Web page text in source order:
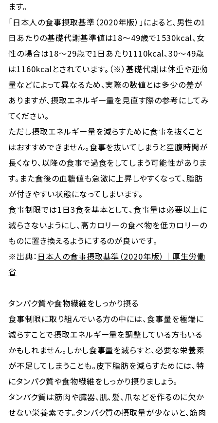
ます。
「日本人の食事摂取基準（2020年版）」によると、男性の1
日あたりの基礎代謝基準値は18～49歳で1530kcal、女
性の場合は18～29歳で1日あたり1110kcal、30～49歳
は1160kcalとされています。（※）基礎代謝は体重や運動
量などによって異なるため、実際の数値とは多少の差が
ありますが、摂取エネルギー量を見直す際の参考にしてみ
てください。
ただし摂取エネルギー量を減らすために食事を抜くこと
はおすすめできません。食事を抜いてしまうと空腹時間が
長くなり、以降の食事で過食をしてしまう可能性がありま
す。また食後の血糖値も急激に上昇しやすくなって、脂肪
が付きやすい状態になってしまいます。
食事制限では1日3食を基本として、食事量は必要以上に
減らさないようにし、高カロリーの食べ物を低カロリーの
ものに置き換えるようにするのが良いです。
※出典： 日本人の食事摂取基準（2020年版）｜厚生労働
省
タンパク質や食物繊維をしっかり摂る
食事制限に取り組んでいる方の中には、食事量を極端に
減らすことで摂取エネルギー量を調整している方もいる
かもしれません。しかし食事量を減らすと、必要な栄養素
が不足してしまうことも。皮下脂肪を減らすためには、特
にタンパク質や食物繊維をしっかり摂りましょう。
タンパク質は筋肉や臓器、肌、髪、爪などを作るのに欠か
せない栄養素です。タンパク質の摂取量が少ないと、筋肉